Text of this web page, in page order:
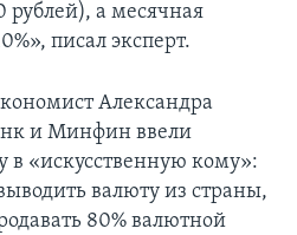
рублей), а месячная
писал эксперт.
Александра
и Минфин ввели
в «искусственную кому»:
валюту из страны,
80% валютной